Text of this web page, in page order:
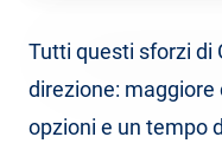
Tutti questi sforzi di
direzione: maggiore
opzioni e un tempo